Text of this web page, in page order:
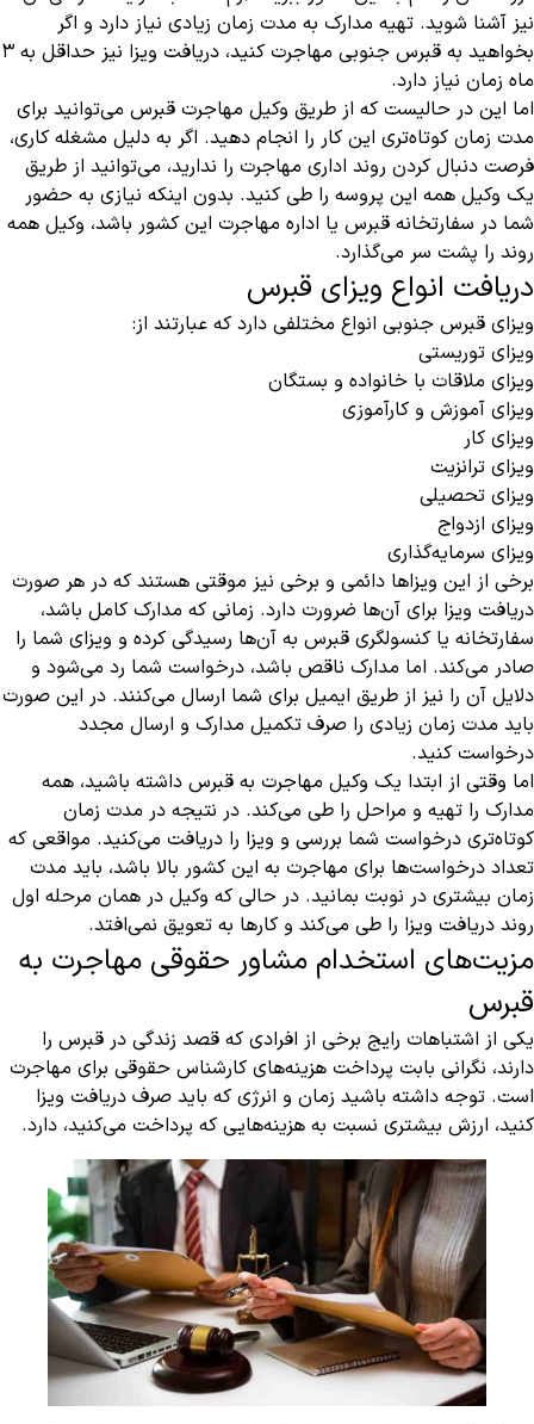
نیز آشنا شوید. تهیه مدارک به مدت زمان زیادی نیاز دارد و اگر
بخواهید به قبرس جنوبی مهاجرت کنید، دریافت ویزا نیز حداقل به 3
ماه زمان نیاز دارد.
اما این در حالیست که از طریق وکیل مهاجرت قبرس می‌توانید برای
مدت زمان کوتاه‌تری این کار را انجام دهید. اگر به دلیل مشغله کاری،
فرصت دنبال کردن روند اداری مهاجرت را ندارید، می‌توانید از طریق
یک وکیل همه این پروسه را طی کنید. بدون اینکه نیازی به حضور
شما در سفارتخانه قبرس یا اداره مهاجرت این کشور باشد، وکیل همه
روند را پشت سر می‌گذارد.
دریافت انواع ویزای قبرس
ویزای قبرس جنوبی انواع مختلفی دارد که عبارتند از:
ویزای توریستی
ویزای ملاقات با خانواده و بستگان
ویزای آموزش و کارآموزی
ویزای کار
ویزای ترانزیت
ویزای تحصیلی
ویزای ازدواج
ویزای سرمایه‌گذاری
برخی از این ویزاها دائمی و برخی نیز موقتی هستند که در هر صورت
دریافت ویزا برای آن‌ها ضرورت دارد. زمانی که مدارک کامل باشد،
سفارتخانه یا کنسولگری قبرس به آن‌ها رسیدگی کرده و ویزای شما را
صادر می‌کند. اما مدارک ناقص باشد، درخواست شما رد می‌شود و
دلایل آن را نیز از طریق ایمیل برای شما ارسال می‌کنند. در این صورت
باید مدت زمان زیادی را صرف تکمیل مدارک و ارسال مجدد
درخواست کنید.
اما وقتی از ابتدا یک وکیل مهاجرت به قبرس داشته باشید، همه
مدارک را تهیه و مراحل را طی می‌کند. در نتیجه در مدت زمان
کوتاه‌تری درخواست شما بررسی و ویزا را دریافت می‌کنید. مواقعی که
تعداد درخواست‌ها برای مهاجرت به این کشور بالا باشد، باید مدت
زمان بیشتری در نوبت بمانید. در حالی که وکیل در همان مرحله اول
روند دریافت ویزا را طی می‌کند و کارها به تعویق نمی‌افتد.
مزیت‌های استخدام مشاور حقوقی مهاجرت به
قبرس
یکی از اشتباهات رایج برخی از افرادی که قصد زندگی در قبرس را
دارند، نگرانی بابت پرداخت هزینه‌های کارشناس حقوقی برای مهاجرت
است. توجه داشته باشید زمان و انرژی که باید صرف دریافت ویزا
کنید، ارزش بیشتری نسبت به هزینه‌هایی که پرداخت می‌کنید، دارد.